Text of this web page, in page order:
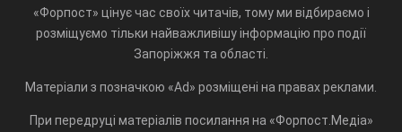
«Форпост» цінує час своїх читачів, тому ми відбираємо і
розміщуємо тільки найважливішу інформацію про події
Запоріжжя та області.
Матеріали з позначкою «Ad» розміщені на правах реклами.
При передруці матеріалів посилання на «Форпост.Медіа»